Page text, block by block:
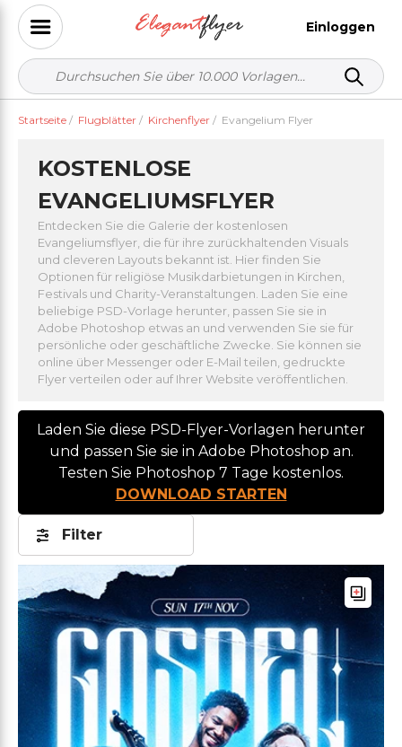
Einloggen
Startseite / Flugblätter / Kirchenflyer / Evangelium Flyer
KOSTENLOSE
EVANGELIUMSFLYER
Entdecken Sie die Galerie der kostenlosen
Evangeliumsflyer, die für ihre zurückhaltenden Visuals
und cleveren Layouts bekannt ist. Hier finden Sie
Optionen für religiöse Musikdarbietungen in Kirchen,
Festivals und Charity-Veranstaltungen. Laden Sie eine
beliebige PSD-Vorlage herunter, passen Sie sie in
Adobe Photoshop etwas an und verwenden Sie sie für
persönliche oder geschäftliche Zwecke. Sie können sie
online über Messenger oder E-Mail teilen, gedruckte
Flyer verteilen oder auf Ihrer Website veröffentlichen.
Laden Sie diese PSD-Flyer-Vorlagen herunter
und passen Sie sie in Adobe Photoshop an.
Testen Sie Photoshop 7 Tage kostenlos.
DOWNLOAD STARTEN
Filter